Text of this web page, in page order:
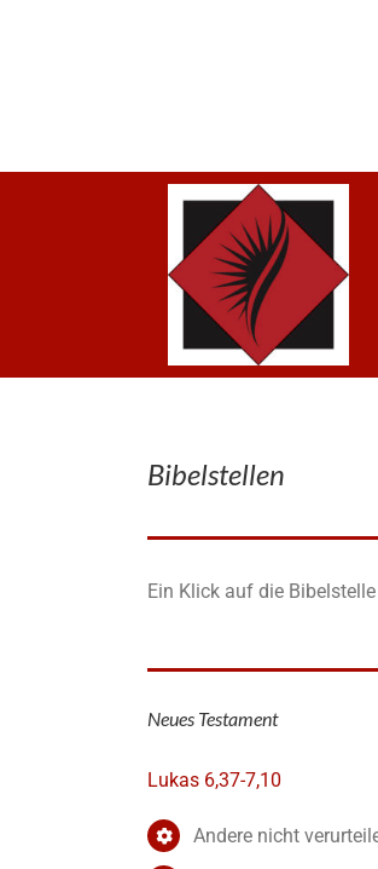
Bibelstellen
Ein Klick auf die
Neues Testament
Lukas 6,37-7,10
Andere nicht